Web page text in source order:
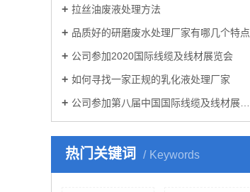
拉丝油废液处理方法
品质好的研磨废水处理厂家有哪几个特点
公司参加2020国际线缆及线材展览会
如何寻找一家正规的乳化液处理厂家
公司参加第八届中国国际线缆及线材展览会
热门关键词 Keywords